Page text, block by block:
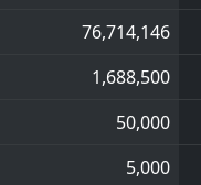
76,714,146
1,688,500
50,000
5,000